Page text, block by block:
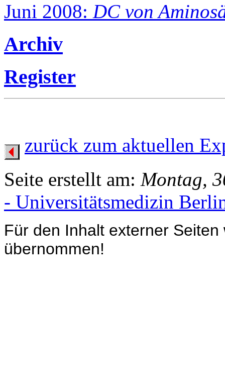
Juni 2008: DC von
Archiv
Register
zurück zum aktuellen
Seite erstellt am: Montag,
- Universitätsmedizin
Für den Inhalt externer
übernommen!